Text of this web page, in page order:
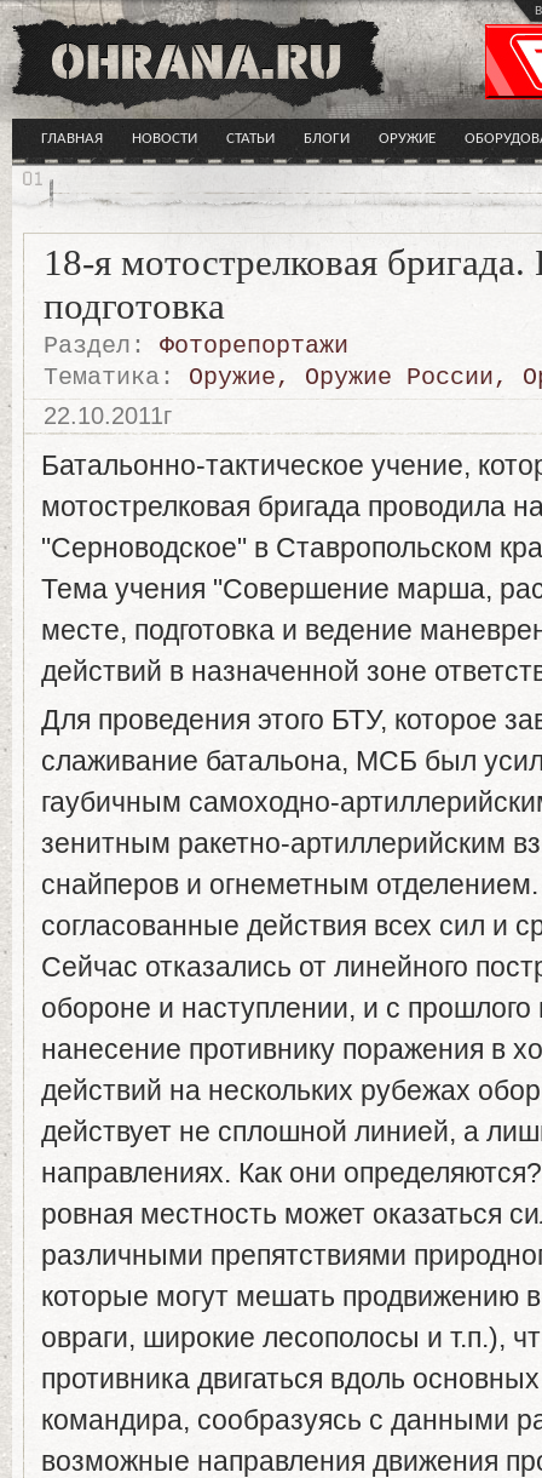
ГЛАВНАЯ НОВОСТИ СТАТЬИ БЛОГИ ОРУЖИЕ
18-я мотострелковая бригада.
подготовка
Раздел:
Фоторепортажи
Тематика:
Оружие, Оружие России,
22.10.2011г
Батальонно-тактическое учение,
мотострелковая бригада проводила
"Серноводское" в Ставропольском
Тема учения "Совершение марша,
месте, подготовка и ведение
действий в назначенной зоне
Для проведения этого БТУ, которое
слаживание батальона, МСБ был
гаубичным самоходно-
зенитным ракетно-артиллерийским
снайперов и огнеметным
согласованные действия всех сил и
Сейчас отказались от линейного
обороне и наступлении, и с прошлого
нанесение противнику поражения в
действий на нескольких рубежах
действует не сплошной линией, а
направлениях. Как они
ровная местность может оказаться
различными препятствиями
которые могут мешать продвижению
овраги, широкие лесополосы и т.п.),
противника двигаться вдоль
командира, сообразуясь с данными
возможные направления движения